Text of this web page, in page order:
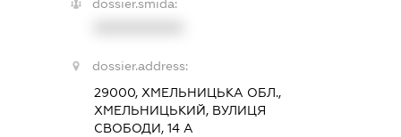
dossier.smida:
dossier.address:
29000, ХМЕЛЬНИЦЬКА ОБЛ.,
ХМЕЛЬНИЦЬКИЙ, ВУЛИЦЯ
СВОБОДИ, 14 А